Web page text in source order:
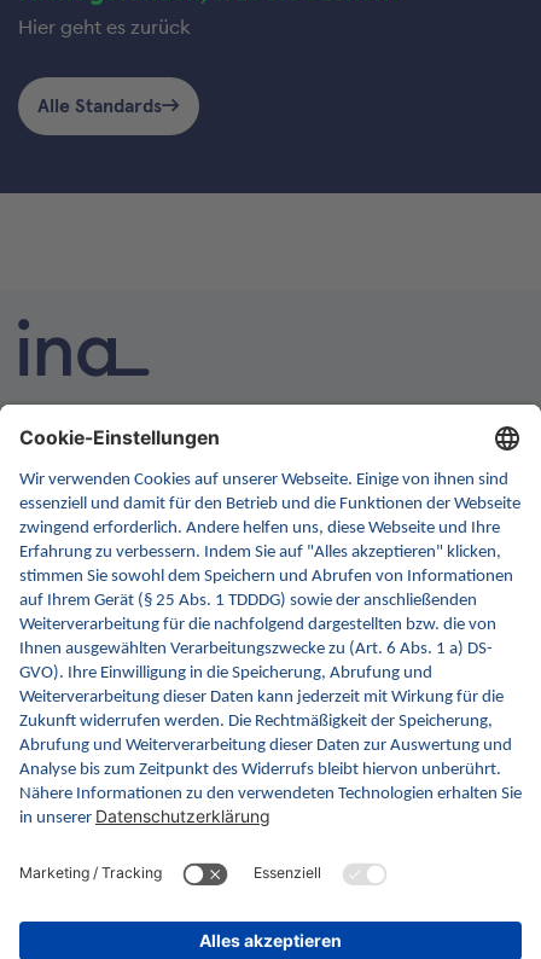
Hier geht es zurück
Alle Standards
INA ist die nationale Wissensplattform für Interoperabilität.
Gesundheitswesen werden. Dafür erweitern wir
kontinuierlich die Inhalte und Funktionen von INA.
Kontakt
Kontaktformular
gematik GmbH
Rosenthaler Str. 30
10178 Berlin
Barrierefreiheitserklärung